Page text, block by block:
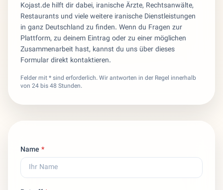
Kojast.de hilft dir dabei, iranische Ärzte, Rechtsanwälte,
Restaurants und viele weitere iranische Dienstleistungen
in ganz Deutschland zu finden. Wenn du Fragen zur
Plattform, zu deinem Eintrag oder zu einer möglichen
Zusammenarbeit hast, kannst du uns über dieses
Formular direkt kontaktieren.
Felder mit * sind erforderlich. Wir antworten in der Regel innerhalb
von 24 bis 48 Stunden.
Name *